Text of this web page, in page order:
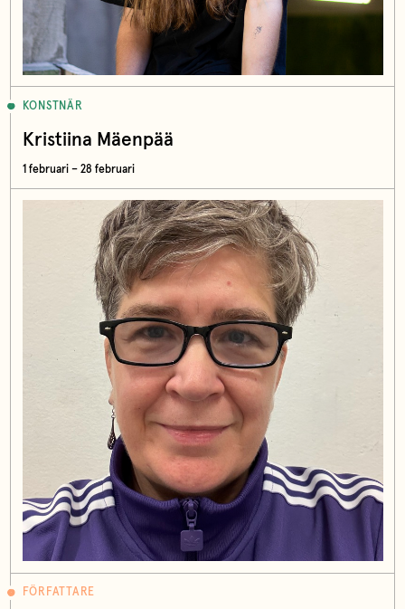
KONSTNÄR
Kristiina Mäenpää
1 februari – 28 februari
FÖRFATTARE